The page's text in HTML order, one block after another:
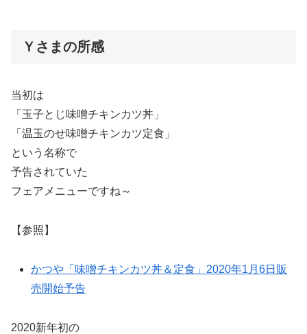
Ｙさまの所感
当初は
「玉子とじ味噌チキンカツ丼」
「温玉のせ味噌チキンカツ定食」
という名称で
予告されていた
フェアメニューですね～
【参照】
かつや「味噌チキンカツ丼＆定食」2020年1月6日販
売開始予告
2020新年初の